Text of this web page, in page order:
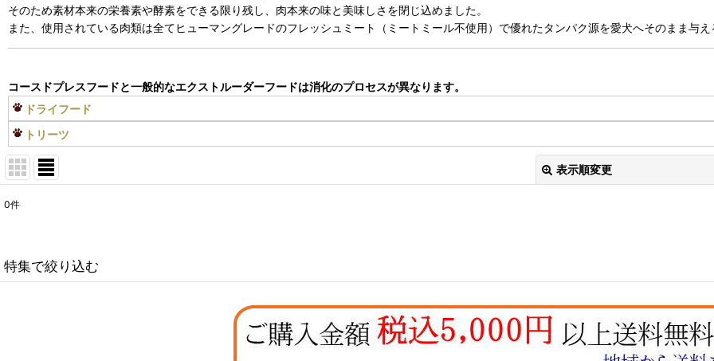
そのため素材本来の栄養素や酵素をできる限り残し、肉本来の味と美味しさを閉じ込めました。
また、使用されている肉類は全てヒューマングレードのフレッシュミート（ミートミール不使用）で優れたタンパク源を愛犬へそのまま与
コースドプレスフードと一般的なエクストルーダーフードは消化のプロセスが異なります。
ドライフード
トリーツ
表示順変更
絞り込む
0件
特集で絞り込む